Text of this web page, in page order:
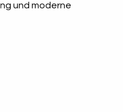
und moderne